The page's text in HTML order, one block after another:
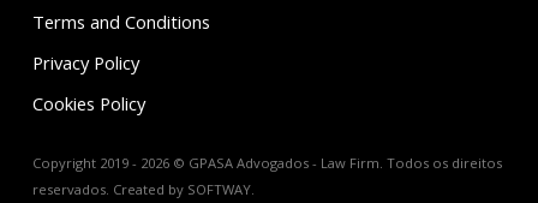
Terms and Conditions
Privacy Policy
Cookies Policy
Copyright 2019 - 2026 © GPASA Advogados - Law Firm. Todos os direitos
reservados. Created by SOFTWAY.